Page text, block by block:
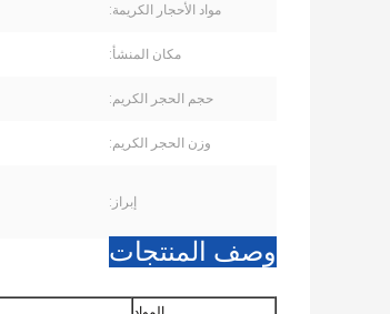
مواد الأحجار الكريمة:
مكان المنشأ:
حجم الحجر الكريم:
وزن الحجر الكريم:
إبراز:
وصف المنتجات